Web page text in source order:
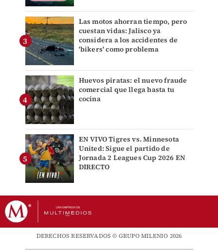
Las motos ahorran tiempo, pero
cuestan vidas: Jalisco ya
considera a los accidentes de
'bikers' como problema
Huevos piratas: el nuevo fraude
comercial que llega hasta tu
cocina
EN VIVO Tigres vs. Minnesota
United: Sigue el partido de
Jornada 2 Leagues Cup 2026 EN
DIRECTO
DERECHOS RESERVADOS © GRUPO MILENIO 2026